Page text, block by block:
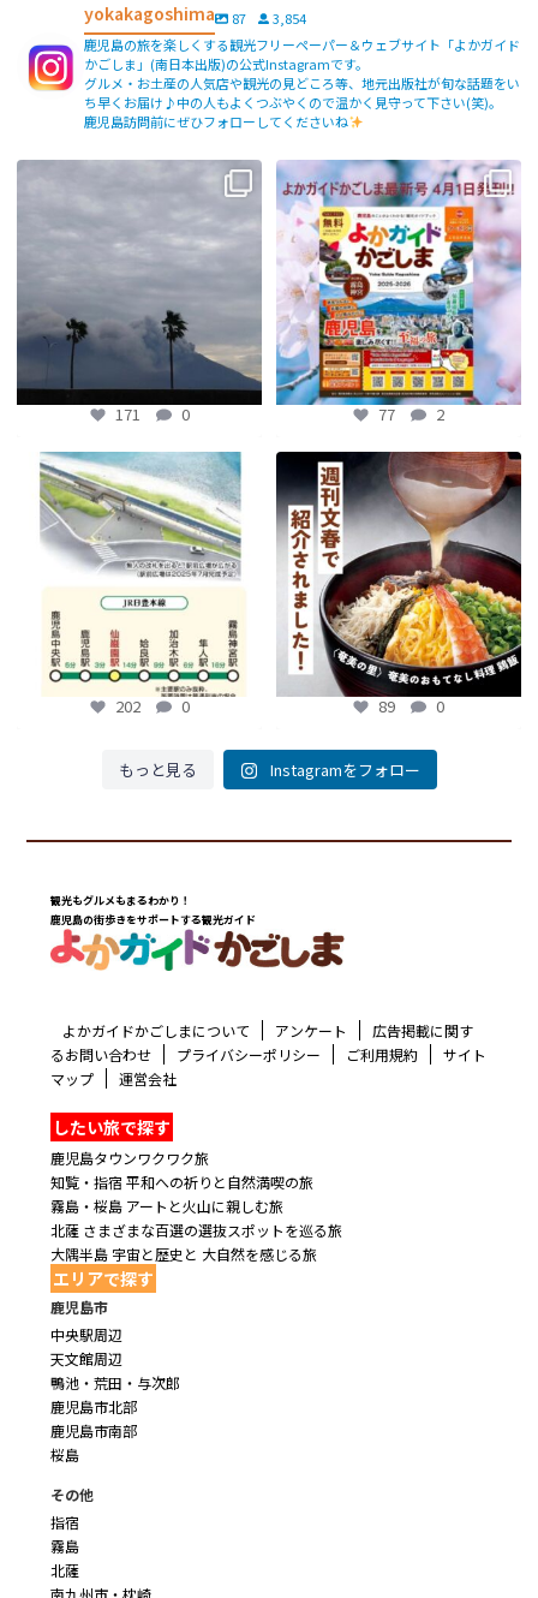
yokakagoshima 87
3,854
鹿児島の旅を楽しくする観光フリーペーパー＆ウェブサイト「よかガイド
かごしま」(南日本出版)の公式Instagramです。
グルメ・お土産の人気店や観光の見どころ等、地元出版社が旬な話題をい
ち早くお届け♪中の人もよくつぶやくので温かく見守って下さい(笑)。
鹿児島訪問前にぜひフォローしてくださいね
【fromよかガイド】〜鹿児島観光の
171 0
よかガイド最新号、ぜひご覧くださ
い
【fromよかガイド】
...
77 2
77 2
【鹿児島観光トピックス】〜鹿児島中
央駅から約8分!! 「仙巌園駅」誕生〜
...
202 0
202 0
【fromよかガイド】～かごかご . jpか
らのお知らせ ～
...
89 0
89 0
もっと見る Instagramをフォロー
観光もグルメもまるわかり！
鹿児島の街歩きをサポートする観光ガイド
よかガイドかごしまについて アンケート
広告掲載に関す
るお問い合わせ
プライバシーポリシー ご利用規約
サイト
マップ
運営会社
したい旅で探す
鹿児島タウンワクワク旅
知覧・指宿 平和への祈りと自然満喫の旅
霧島・桜島 アートと火山に親しむ旅
北薩 さまざまな百選の選抜スポットを巡る旅
大隅半島 宇宙と歴史と 大自然を感じる旅
エリアで探す
鹿児島市
中央駅周辺
天文館周辺
鴨池・荒田・与次郎
鹿児島市北部
鹿児島市南部
桜島
その他
指宿
霧島
北薩